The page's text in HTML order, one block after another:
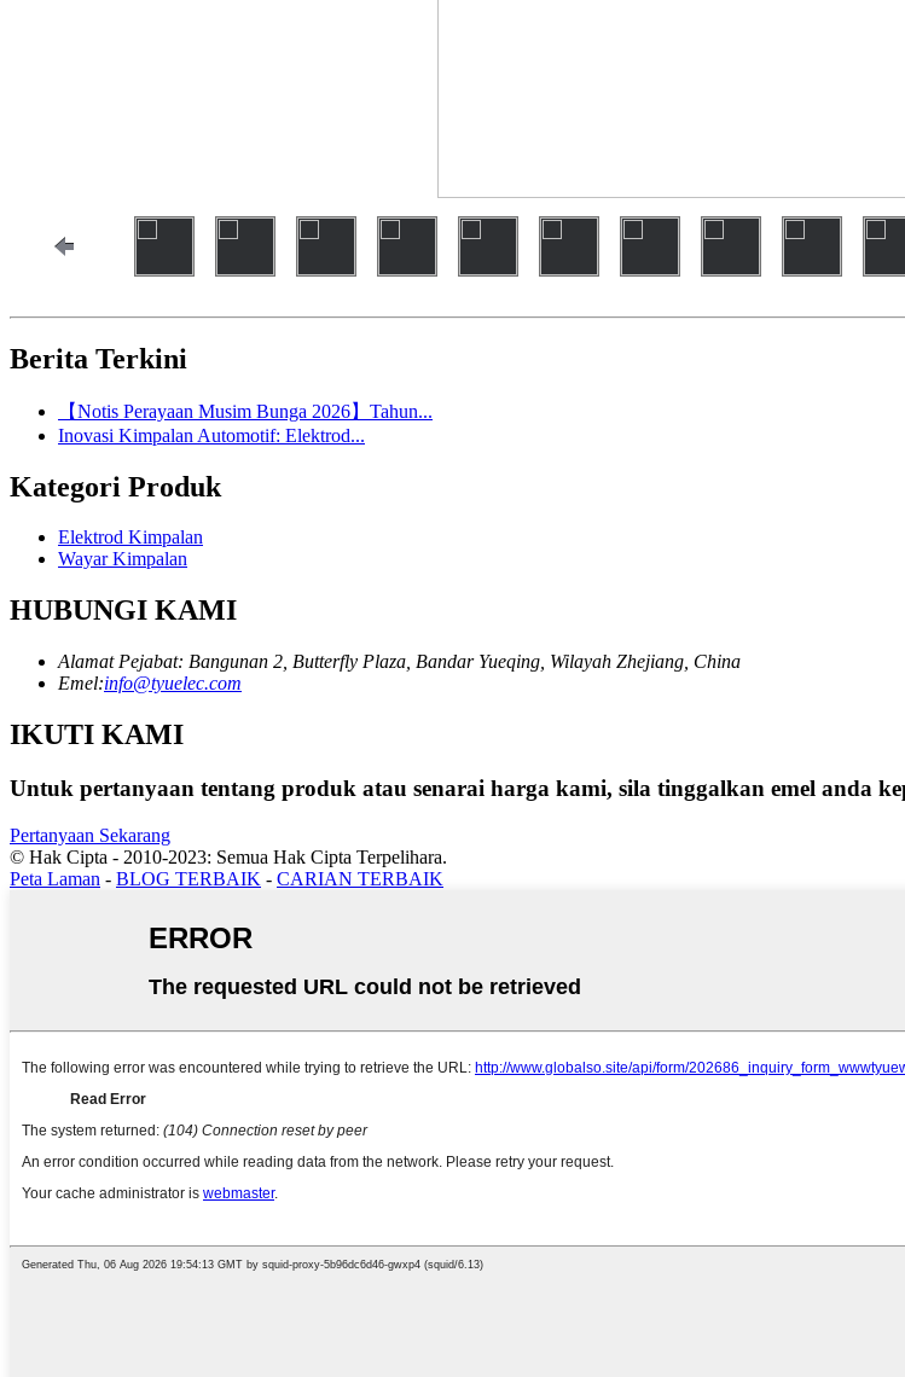
Berita Terkini
【Notis Perayaan Musim Bunga 2026】Tahun...
Inovasi Kimpalan Automotif: Elektrod...
Kategori Produk
Elektrod Kimpalan
Wayar Kimpalan
HUBUNGI KAMI
Alamat Pejabat: Bangunan 2, Butterfly Plaza, Bandar Yueqing, Wilayah Zhejiang, China
Emel:info@tyuelec.com
IKUTI KAMI
Untuk pertanyaan tentang produk atau senarai harga kami, sila tinggalkan emel anda
Pertanyaan Sekarang
© Hak Cipta - 2010-2023: Semua Hak Cipta Terpelihara.
Peta Laman - BLOG TERBAIK - CARIAN TERBAIK